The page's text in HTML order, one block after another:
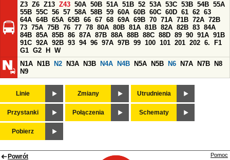
Z3 Z6 Z13 Z43 50A 50B 51A 51B 52 53A 53C 53B 54B 55A
55B 55C 56 57 58A 58B 59 60A 60B 60C 60D 61 62 63
64A 64B 65A 65B 66 67 68 69A 69B 70 71A 71B 72A 72B
73 75A 75B 76 77 78 80A 80B 81A 81B 82A 82B 83 84A
84B 85A 85B 86 87A 87B 88A 88B 88C 88D 89 90 91A 91B
91C 92A 92B 93 94 96 97A 97B 99 100 101 201 202 6.
F1
G1 G2 H
W
N1A
N1B N2 N3A N3B N4A N4B N5A N5B N6 N7A N7B
N8
N9
Linie Zmiany Utrudnienia
Przystanki Połączenia Schematy
Pobierz
Powrót Pomoc